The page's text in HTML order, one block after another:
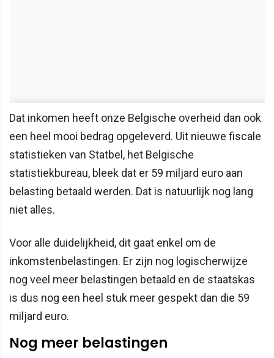
Dat inkomen heeft onze Belgische overheid dan ook
een heel mooi bedrag opgeleverd. Uit nieuwe fiscale
statistieken van Statbel, het Belgische
statistiekbureau, bleek dat er 59 miljard euro aan
belasting betaald werden. Dat is natuurlijk nog lang
niet alles.
Voor alle duidelijkheid, dit gaat enkel om de
inkomstenbelastingen. Er zijn nog logischerwijze
nog veel meer belastingen betaald en de staatskas
is dus nog een heel stuk meer gespekt dan die 59
miljard euro.
Nog meer belastingen